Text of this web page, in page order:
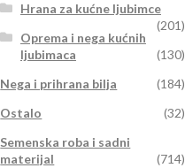
Hrana za kućne ljubimce
(201)
Oprema i nega kućnih
ljubimaca
(130)
Nega i prihrana bilja
(184)
Ostalo
(32)
Semenska roba i sadni
materijal
(714)